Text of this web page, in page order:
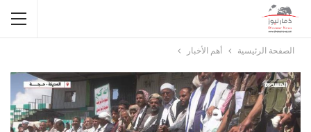
الصفحة الرئيسية أهم الأخبار